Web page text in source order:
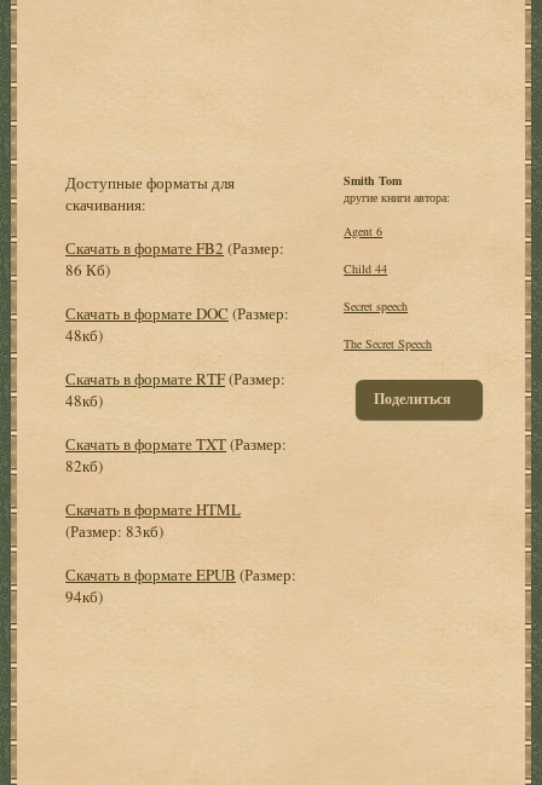
Доступные форматы для
скачивания:
Скачать в формате FB2 (Размер:
86 Кб)
Скачать в формате DOC (Размер:
48кб)
Скачать в формате RTF(Размер:
48кб)
Скачать в формате TXT(Размер:
82кб)
Скачать в формате HTML
(Размер: 83кб)
Скачать в формате EPUB (Размер:
94кб)
Smith Tom
другие книги автора:
Agent 6
Child 44
Secret speech
The Secret Speech
Поделиться